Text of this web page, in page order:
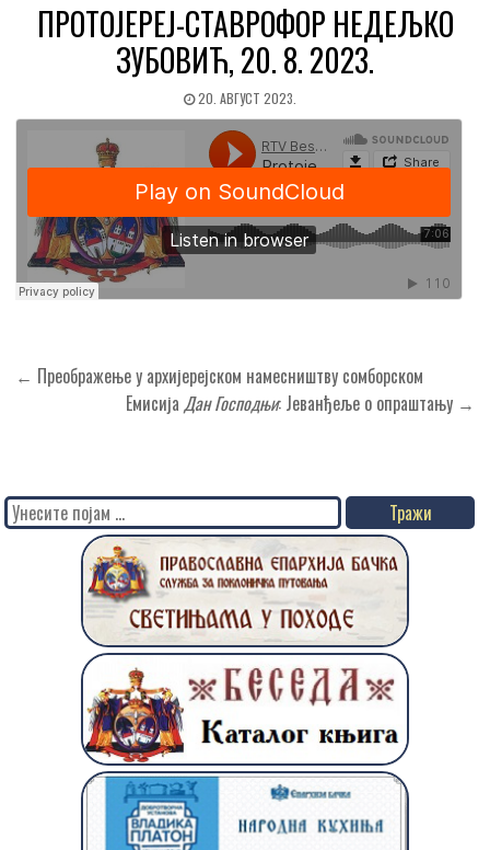
ПРОТОЈЕРЕЈ-СТАВРОФОР НЕДЕЉКО
ЗУБОВИЋ, 20. 8. 2023.
20. АВГУСТ 2023.
Кретање
← Преображење у архијерејском намесништву сомборском
Емисија Дан Господњи: Jeванђеље о опраштању →
Search
for: